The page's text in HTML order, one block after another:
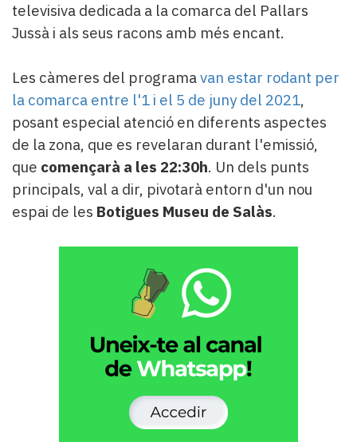
televisiva dedicada a la comarca del Pallars
Jussà i als seus racons amb més encant.
Les càmeres del programavan estar rodant per
la comarca entre l'1 i el 5 de juny del 2021,
posant especial atenció en diferents aspectes
de la zona, que es revelaran durant l'emissió,
que començarà a les 22:30h. Un dels punts
principals, val a dir, pivotarà entorn d'un nou
espai de les Botigues Museu de Salàs.